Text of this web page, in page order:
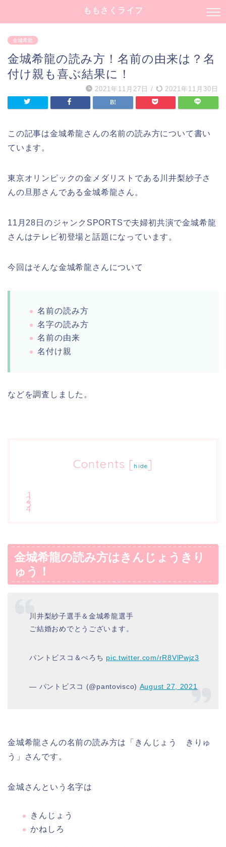
ももさくライフ
金城希龍
金城希龍の読み方！名前の由来は？名
付け親も喜ぶ結果に！
2021年11月27日 / 2021年11月30日
この記事は金城希龍さんの名前の読み方について書い
ています。
東京オリンピックの金メダリストである川井梨紗子さ
んの旦那さんである金城希龍さん。
11月28日のジャンクSPORTSで夫婦初共演で金城希龍
さんはテレビ初登場と話題になっています。
今回はそんな金城希龍さんについて
名前の読み方
名字の読み方
名前の由来
名付け親
などを調査しました。
Contents [ hide]
金城希龍の読み方はきんじょうきり
ゅう！
川井梨紗子選手＆金城希龍選手
ご結婚おめでとうございます。
パントビスコ＆ぺろち pic.twitter.com/rR8VlPwjz3
— パントビスコ (@pantovisco) August 27, 2021
金城希龍さんの名前の読み方は「きんじょう きりゅ
う」さんです。
金城さんという名字は
きんじょう
かねしろ